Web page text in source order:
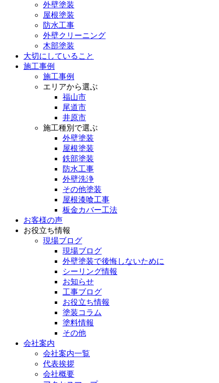
外壁塗装
屋根塗装
防水工事
外壁クリーニング
木部塗装
大切にしていること
施工事例
施工事例
エリアから選ぶ
福山市
尾道市
井原市
施工種別で選ぶ
外壁塗装
屋根塗装
鉄部塗装
防水工事
外壁洗浄
その他塗装
屋根漆喰工事
板金カバー工法
お客様の声
お役立ち情報
現場ブログ
現場ブログ
外壁塗装で後悔しないために
シーリング情報
お知らせ
工事ブログ
お役立ち情報
塗装コラム
塗料情報
その他
会社案内
会社案内一覧
代表挨拶
会社概要